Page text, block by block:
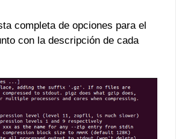
completa de opciones para el
con la descripción de cada